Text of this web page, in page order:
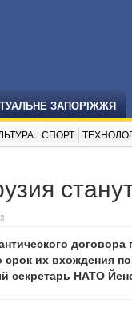
ЗАПОРІЖЖЯ
СПОРТ
их вхождения
секретарь НАТО